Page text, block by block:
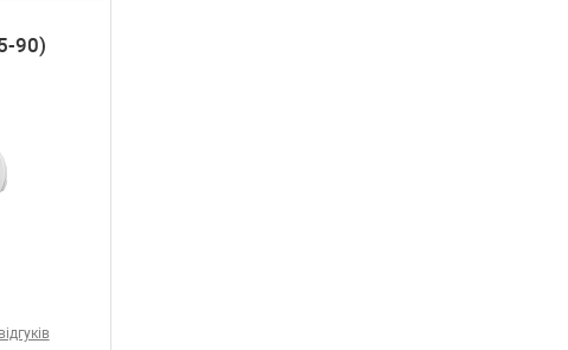
90)
відгуків